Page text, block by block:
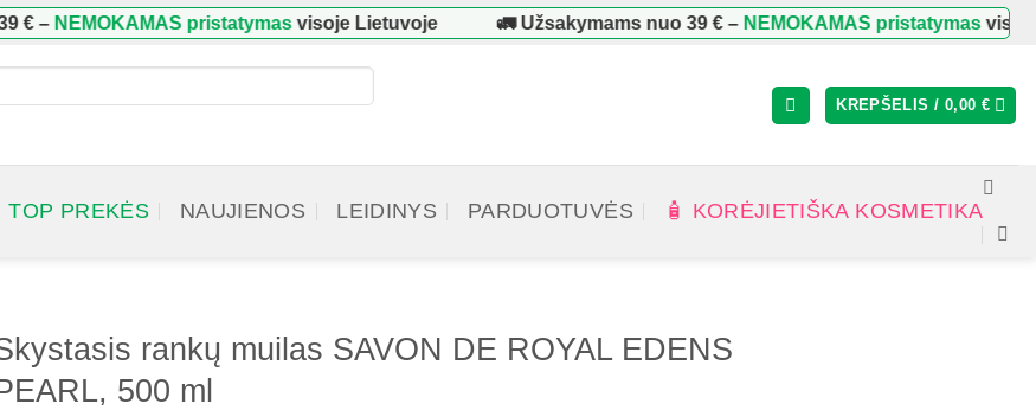
–NEMOKAMAS pristatymasvisoje Lietuvoje 🚛 Užsakymams nuo39 €–NEMOKAMAS pristatymasvisoje
KREPŠELIS / 0,00 €
TOP PREKĖS NAUJIENOS LEIDINYS PARDUOTUVĖS 🧴 KORĖJIETIŠKA KOSMETIKA
rankų muilas SAVON DE ROYAL EDENS
500 ml